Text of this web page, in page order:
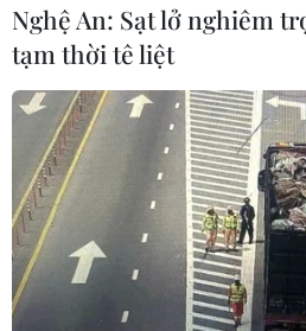
Nghệ An: Sạt lở nghiêm
tạm thời tê liệt